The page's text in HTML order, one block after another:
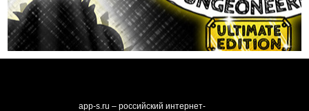
app-s.ru – российский интернет-